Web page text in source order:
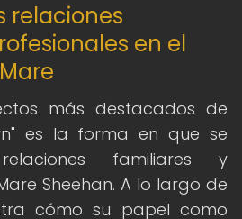
relaciones
en el
más destacados de
es la forma en que se
familiares y
Sheehan. A lo largo de
cómo su papel como